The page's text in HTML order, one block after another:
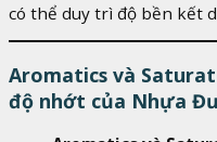
có thể duy trì độ bền kết
Aromatics và
độ nhớt của Nhựa